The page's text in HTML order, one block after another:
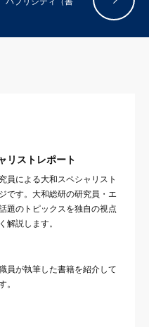
リストレポート
員による大和スペシャリスト
です。大和総研の研究員・エ
題のトピックスを独自の視点
解説します。
員が執筆した書籍を紹介して
。